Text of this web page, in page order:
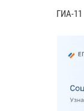
ГИА-11